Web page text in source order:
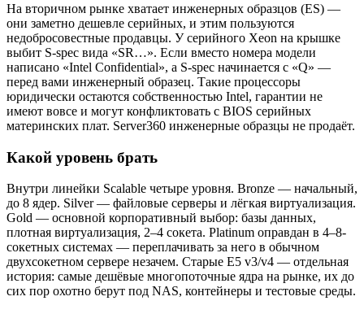
На вторичном рынке хватает инженерных образцов (ES) —
они заметно дешевле серийных, и этим пользуются
недобросовестные продавцы. У серийного Xeon на крышке
выбит S-spec вида «SR…». Если вместо номера модели
написано «Intel Confidential», а S-spec начинается с «Q» —
перед вами инженерный образец. Такие процессоры
юридически остаются собственностью Intel, гарантии не
имеют вовсе и могут конфликтовать с BIOS серийных
материнских плат. Server360 инженерные образцы не продаёт.
Какой уровень брать
Внутри линейки Scalable четыре уровня. Bronze — начальный,
до 8 ядер. Silver — файловые серверы и лёгкая виртуализация.
Gold — основной корпоративный выбор: базы данных,
плотная виртуализация, 2–4 сокета. Platinum оправдан в 4–8-
сокетных системах — переплачивать за него в обычном
двухсокетном сервере незачем. Старые E5 v3/v4 — отдельная
история: самые дешёвые многопоточные ядра на рынке, их до
сих пор охотно берут под NAS, контейнеры и тестовые среды.